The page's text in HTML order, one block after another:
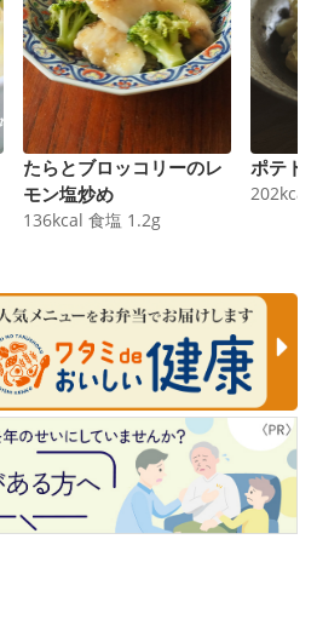
たらとブロッコリーのレ
モン塩炒め
136kcal 食塩 1.2g
ポテト
202kcal